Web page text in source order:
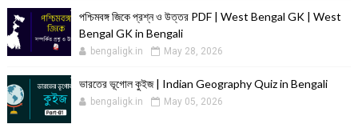
পশ্চিমবঙ্গ জিকে প্রশ্ন ও উত্তর PDF | West Bengal GK | West
Bengal GK in Bengali
bengaligk.in May 28, 2026
ভারতের ভূগোল কুইজ | Indian Geography Quiz in Bengali
bengaligk.in May 05, 2026